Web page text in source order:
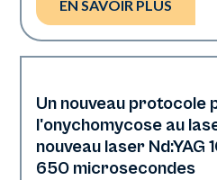
EN SAVOIR PLUS
Ongles
Un nouveau protocole
l'onychomycose au
nouveau laser Nd:YAG
650 microsecondes